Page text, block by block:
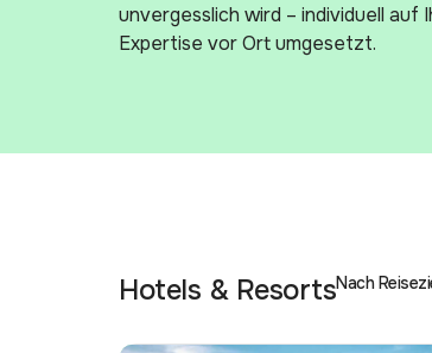
unvergesslich wird – individuell
Expertise vor Ort umgesetzt.
Hotels & ResortsNach